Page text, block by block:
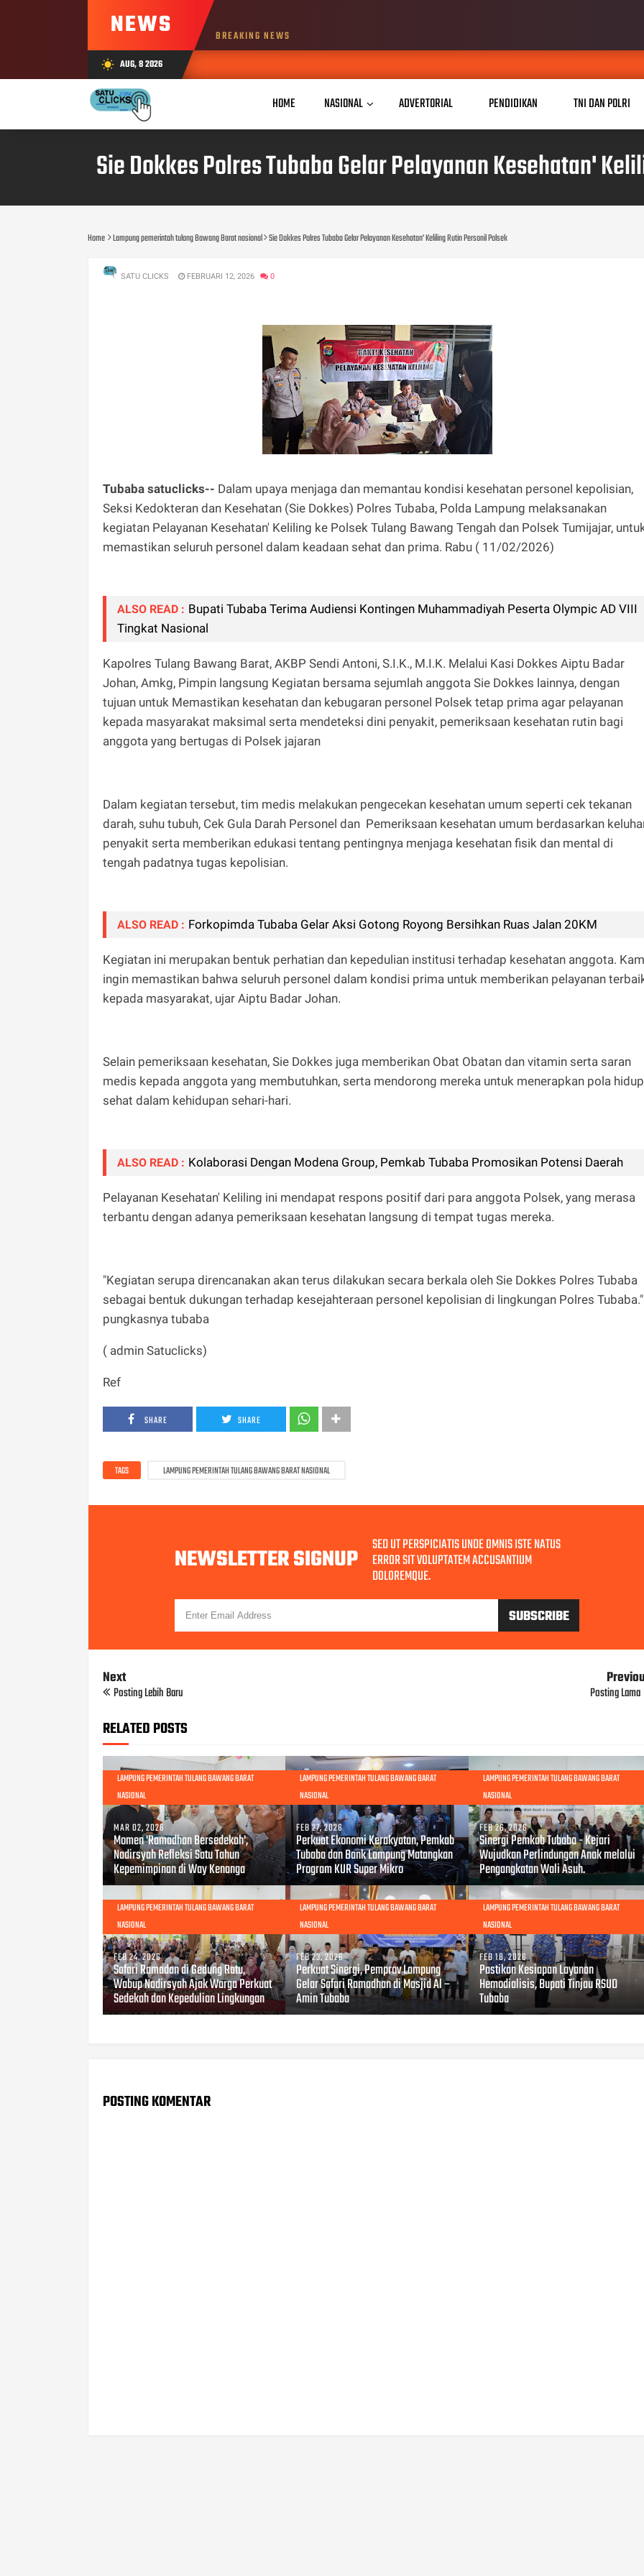
NEWS BREAKING NEWS
wb_sunny AUG, 8 2026
HOME NASIONAL ADVERTORIAL PENDIDIKAN TNI DAN POLRI
Sie Dokkes Polres Tubaba Gelar Pelayanan Kesehatan'
Home Lampung pemerintah tulang Bawang Barat nasional Sie Dokkes Polres Tubaba Gelar Pelayanan Kesehatan' Keliling Rutin Personil Polsek
SATU CLICKS FEBRUARI 12, 2026 0
Tubaba satuclicks-- Dalam upaya menjaga dan memantau kondisi kesehatan personel kepolisian,
Seksi Kedokteran dan Kesehatan (Sie Dokkes) Polres Tubaba, Polda Lampung melaksanakan
kegiatan Pelayanan Kesehatan' Keliling ke Polsek Tulang Bawang Tengah dan Polsek Tumijajar,
memastikan seluruh personel dalam keadaan sehat dan prima. Rabu ( 11/02/2026)
ALSO READ : Bupati Tubaba Terima Audiensi Kontingen Muhammadiyah Peserta Olympic AD VIII
Tingkat Nasional
Kapolres Tulang Bawang Barat, AKBP Sendi Antoni, S.I.K., M.I.K. Melalui Kasi Dokkes Aiptu Badar
Johan, Amkg, Pimpin langsung Kegiatan bersama sejumlah anggota Sie Dokkes lainnya, dengan
tujuan untuk Memastikan kesehatan dan kebugaran personel Polsek tetap prima agar pelayanan
kepada masyarakat maksimal serta mendeteksi dini penyakit, pemeriksaan kesehatan rutin bagi
anggota yang bertugas di Polsek jajaran
Dalam kegiatan tersebut, tim medis melakukan pengecekan kesehatan umum seperti cek tekanan
darah, suhu tubuh, Cek Gula Darah Personel dan Pemeriksaan kesehatan umum berdasarkan
penyakit serta memberikan edukasi tentang pentingnya menjaga kesehatan fisik dan mental di
tengah padatnya tugas kepolisian.
ALSO READ : Forkopimda Tubaba Gelar Aksi Gotong Royong Bersihkan Ruas Jalan 20KM
Kegiatan ini merupakan bentuk perhatian dan kepedulian institusi terhadap kesehatan anggota.
ingin memastikan bahwa seluruh personel dalam kondisi prima untuk memberikan pelayanan
kepada masyarakat, ujar Aiptu Badar Johan.
Selain pemeriksaan kesehatan, Sie Dokkes juga memberikan Obat Obatan dan vitamin serta saran
medis kepada anggota yang membutuhkan, serta mendorong mereka untuk menerapkan pola hidup
sehat dalam kehidupan sehari-hari.
ALSO READ : Kolaborasi Dengan Modena Group, Pemkab Tubaba Promosikan Potensi Daerah
Pelayanan Kesehatan' Keliling ini mendapat respons positif dari para anggota Polsek, yang merasa
terbantu dengan adanya pemeriksaan kesehatan langsung di tempat tugas mereka.
"Kegiatan serupa direncanakan akan terus dilakukan secara berkala oleh Sie Dokkes Polres Tubaba
sebagai bentuk dukungan terhadap kesejahteraan personel kepolisian di lingkungan Polres Tubaba."
pungkasnya tubaba
( admin Satuclicks)
Ref
SHARE SHARE
TAGS LAMPUNG PEMERINTAH TULANG BAWANG BARAT NASIONAL
NEWSLETTER SIGNUP SED UT PERSPICIATIS UNDE OMNIS ISTE NATUS
ERROR SIT VOLUPTATEM ACCUSANTIUM
DOLOREMQUE.
Next
Posting Lebih Baru Posting Lama
RELATED POSTS
LAMPUNG PEMERINTAH TULANG BAWANG BARAT
NASIONAL
MAR 02, 2026
Momen 'Ramadhan Bersedekah',
Nadirsyah Refleksi Satu Tahun
Kepemimpinan di Way Kenanga
LAMPUNG PEMERINTAH TULANG BAWANG BARAT
NASIONAL
FEB 27, 2026
Perkuat Ekonomi Kerakyatan, Pemkab
Tubaba dan Bank Lampung Matangkan
Program KUR Super Mikro
LAMPUNG PEMERINTAH TULANG BAWANG BARAT
NASIONAL
FEB 26, 2026
Sinergi Pemkab Tubaba - Kejari
Wujudkan Perlindungan Anak melalui
Pengangkatan Wali Asuh.
LAMPUNG PEMERINTAH TULANG BAWANG BARAT
NASIONAL
FEB 24, 2026
Safari Ramadan di Gedung Ratu,
Wabup Nadirsyah Ajak Warga Perkuat
Sedekah dan Kepedulian Lingkungan
LAMPUNG PEMERINTAH TULANG BAWANG BARAT
NASIONAL
FEB 23, 2026
Perkuat Sinergi, Pemprov Lampung
Gelar Safari Ramadhan di Masjid Al –
Amin Tubaba
LAMPUNG PEMERINTAH TULANG BAWANG BARAT
NASIONAL
FEB 18, 2026
Pastikan Kesiapan Layanan
Hemodialisis, Bupati Tinjau RSUD
Tubaba
POSTING KOMENTAR